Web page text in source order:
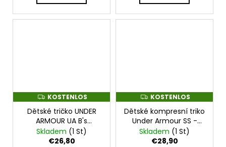
K
O
S
T
E
N
KOSTENLOS
Dětské tričko UNDER
ARMOUR UA B's
Challenger SS - černé
- 1379704-001
Skladem (1 St)
€26,80
K
O
S
T
E
N
KOSTENLOS
Dětské kompresní triko
Under Armour SS -
černé - 1361723-001
Skladem (1 St)
€28,90